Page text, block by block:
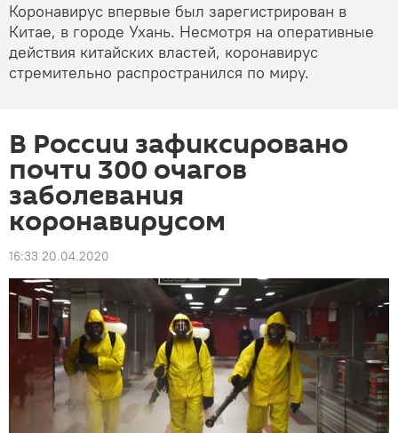
Коронавирус впервые был зарегистрирован в
Китае, в городе Ухань. Несмотря на оперативные
действия китайских властей, коронавирус
стремительно распространился по миру.
В России зафиксировано
почти 300 очагов
заболевания
коронавирусом
16:33 20.04.2020